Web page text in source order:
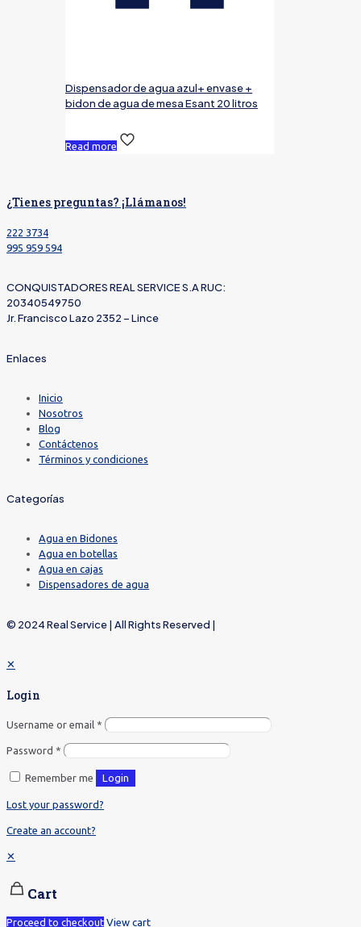
Dispensador de agua azul+ envase +
bidon de agua de mesa Esant 20 litros
Read more
¿Tienes preguntas? ¡Llámanos!
222 3734
995 959 594
CONQUISTADORES REAL SERVICE S.A RUC:
20340549750
Jr. Francisco Lazo 2352 – Lince
Enlaces
Inicio
Nosotros
Blog
Contáctenos
Términos y condiciones
Categorías
Agua en Bidones
Agua en botellas
Agua en cajas
Dispensadores de agua
© 2024 Real Service | All Rights Reserved |
✕
Login
Username or email *
Password *
Remember me Login
Lost your password?
Create an account?
✕
Cart
Proceed to checkout View cart